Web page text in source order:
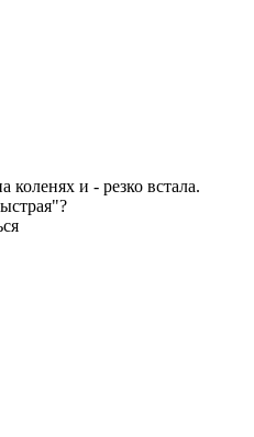
коленях и - резко встала.